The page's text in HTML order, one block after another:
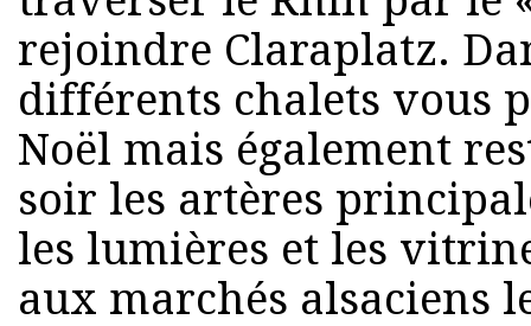
rejoindre Claraplatz.
différents chalets vous
Noël mais également
soir les artères
les lumières et les
aux marchés alsaciens